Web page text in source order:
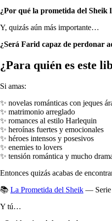
¿Por qué la prometida del Sheik
Y, quizás aún más importante…
¿Será Farid capaz de perdonar
¿Para quién es este
Si amas:
✨ novelas románticas con jeques
✨ matrimonio arreglado
✨ romances al estilo Harlequin
✨ heroínas fuertes y emocionales
✨ héroes intensos y posesivos
✨ enemies to lovers
✨ tensión romántica y mucho
Entonces quizás acabas de
📚 La Prometida del Sheik — Serie
Y tú…